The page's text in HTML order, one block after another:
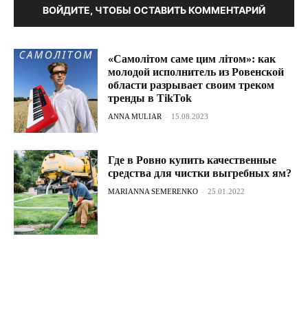
ВОЙДИТЕ, ЧТОБЫ ОСТАВИТЬ КОММЕНТАРИЙ
«Самолітом саме цим літом»: как
молодой исполнитель из Ровенской
области разрывает своим треком
тренды в TikTok
ANNA MULIAR - 15.08.2023
Где в Ровно купить качественные
средства для чистки выгребных ям?
MARIANNA SEMERENKO - 25.01.2022